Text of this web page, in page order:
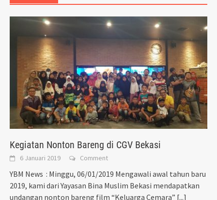
Kegiatan Nonton Bareng di CGV Bekasi
6 Januari 2019 Comment
YBM News : Minggu, 06/01/2019 Mengawali awal tahun baru
2019, kami dari Yayasan Bina Muslim Bekasi mendapatkan
undangan nonton bareng film “Keluarga Cemara” [...]